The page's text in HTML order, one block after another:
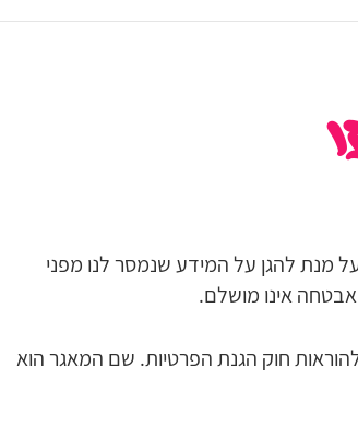
מנת להגן על המידע שנמסר לנו מפני
אינו מושלם.
חוק הגנת הפרטיות. שם המאגר הוא